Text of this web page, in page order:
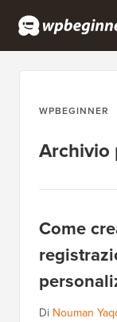
WPBEGINNER
Archivio
Come
Di Nouman